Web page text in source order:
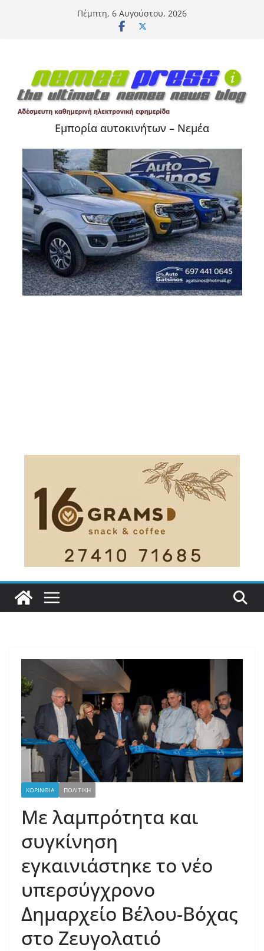
Πέμπτη, 6 Αυγούστου, 2026
Εμπορία αυτοκινήτων – Νεμέα
ΚΟΡΙΝΘΙΑ ΠΟΛΙΤΙΚΗ
Με λαμπρότητα και
συγκίνηση
εγκαινιάστηκε το νέο
υπερσύγχρονο
Δημαρχείο Βέλου-Βόχας
στο Ζευγολατιό